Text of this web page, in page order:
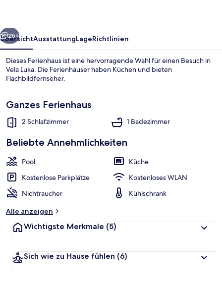
Villa (Two Bedroom Villa with
Weiter
25+
ÜbersichtAusstattungLageRichtlinien
Dieses Ferienhaus ist eine hervorragende Wahl für einen Besuch in
Vela Luka. Die Ferienhäuser haben Küchen und bieten
Flachbildfernseher.
Ganzes Ferienhaus
2 Schlafzimmer 1 Badezimmer
Beliebte Annehmlichkeiten
Pool
Küche
Kostenlose Parkplätze
Kostenloses WLAN
Nichtraucher
Kühlschrank
Alle anzeigen
Wichtigste Merkmale (5)
Sich wie zu Hause fühlen (6)